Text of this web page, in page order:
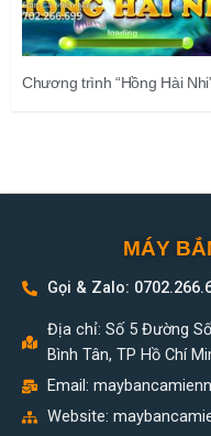
Chương trình “Hồng Hài
MÁY
Gọi & Zalo:
Địa chỉ: Số 5 Đường
Bình Tân, TP Hồ Chí
Email:
Website: